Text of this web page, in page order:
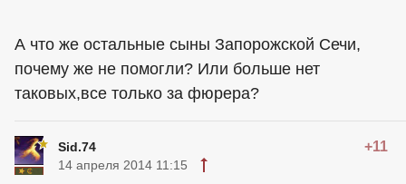
А что же остальные сыны Запорожской Сечи,
почему же не помогли? Или больше нет
таковых,все только за фюрера?
Sid.74 +11
14 апреля 2014 11:15